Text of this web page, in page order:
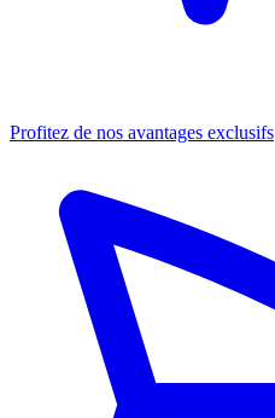
Profitez de nos avantages exclusifs